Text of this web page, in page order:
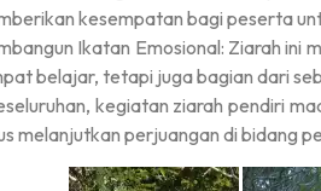
kesempatan bagi peserta
Ikatan Emosional: Ziarah ini
belajar, tetapi juga bagian dari
kegiatan ziarah pendiri
melanjutkan perjuangan di bidang